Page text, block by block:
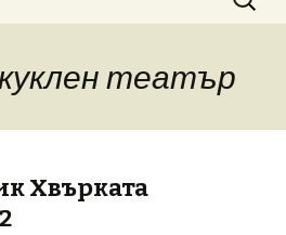
for:
куклен театър
Хвърката